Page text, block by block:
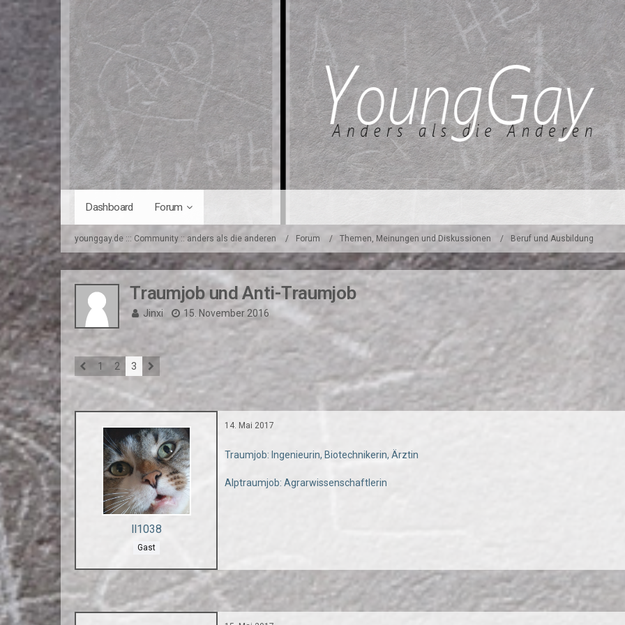
Dashboard Forum
younggay.de ::: Community :: anders als die anderen Forum Themen, Meinungen und Diskussionen Beruf und Ausbildung
Traumjob und Anti-Traumjob
Jinxi 15. November 2016
1 2 3
ll1038
Gast
14. Mai 2017
Traumjob: Ingenieurin, Biotechnikerin, Ärztin
Alptraumjob: Agrarwissenschaftlerin